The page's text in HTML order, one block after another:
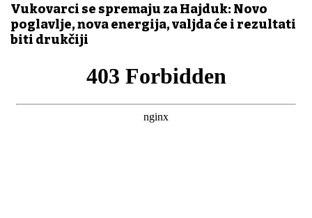
Vukovarci se spremaju za Hajduk: Novo
poglavlje, nova energija, valjda će i rezultati
biti drukčiji